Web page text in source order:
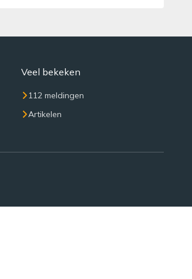
Veel bekeken
112 meldingen
Artikelen